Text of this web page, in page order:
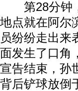
第28分钟，
地点就在阿尔
员纷纷走出来
面发生了口角
宣告结束，孙
背后铲球放倒